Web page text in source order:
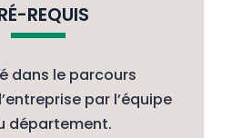
REQUIS
dans le parcours
par l’équipe
département.